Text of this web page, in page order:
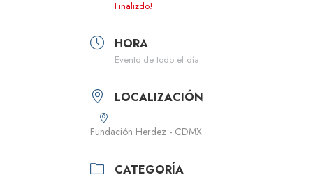
Finalizdo!
HORA
Evento de todo el día
LOCALIZACIÓN
Fundación Herdez - CDMX
CATEGORÍA